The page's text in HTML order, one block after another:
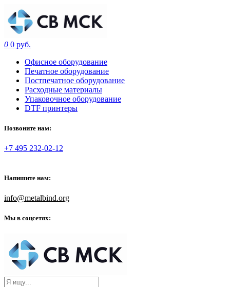
0 0 руб.
Офисное оборудование
Печатное оборудование
Постпечатное оборудование
Расходные материалы
Упаковочное оборудование
DTF принтеры
Позвоните нам:
+7 495 232-02-12
Напишите нам:
info@metalbind.org
Мы в соцсетях: